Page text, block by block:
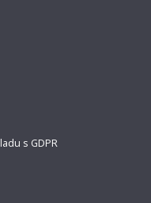
s GDPR